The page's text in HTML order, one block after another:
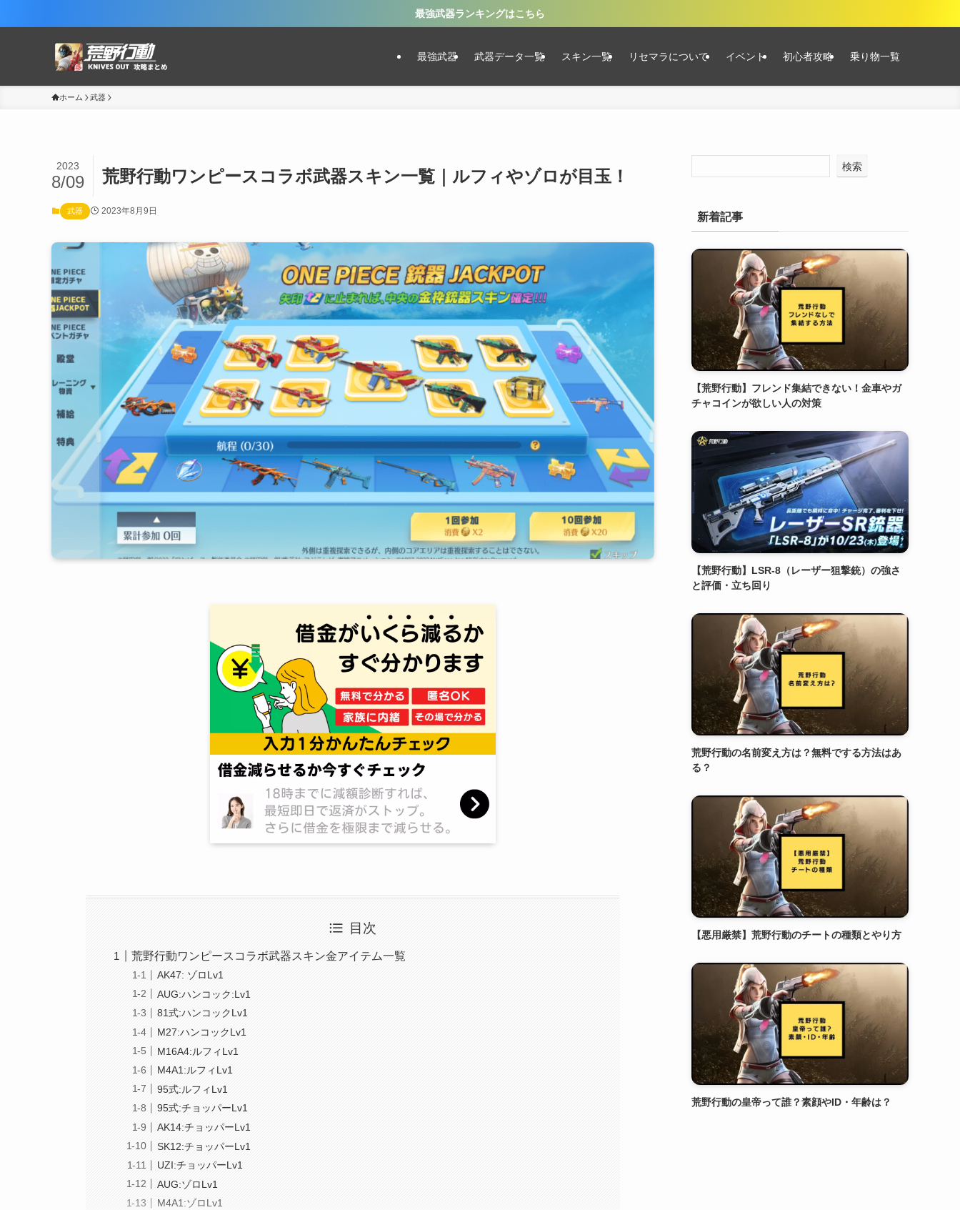
最強武器ランキングはこちら
最強武器 武器データ一覧 スキン一覧 リセマラについて イベント 初心者攻略 乗り物一覧
ホーム 武器
荒野行動ワンピースコラボ武器スキン一覧｜ルフィやゾロが目玉！
2023
8/09
武器 2023年8月9日
目次
荒野行動ワンピースコラボ武器スキン金アイテム一覧
AK47: ゾロLv1
AUG:ハンコック:Lv1
81式:ハンコックLv1
M27:ハンコックLv1
M16A4:ルフィLv1
M4A1:ルフィLv1
95式:ルフィLv1
95式:チョッパーLv1
AK14:チョッパーLv1
SK12:チョッパーLv1
UZI:チョッパーLv1
AUG:ゾロLv1
M4A1:ゾロLv1
検索
新着記事
【荒野行動】フレンド集結できない！金車やガ
チャコインが欲しい人の対策
【荒野行動】LSR-8（レーザー狙撃銃）の強さ
と評価・立ち回り
荒野行動の名前変え方は？無料でする方法はあ
る？
【悪用厳禁】荒野行動のチートの種類とやり方
荒野行動の皇帝って誰？素顔やID・年齢は？